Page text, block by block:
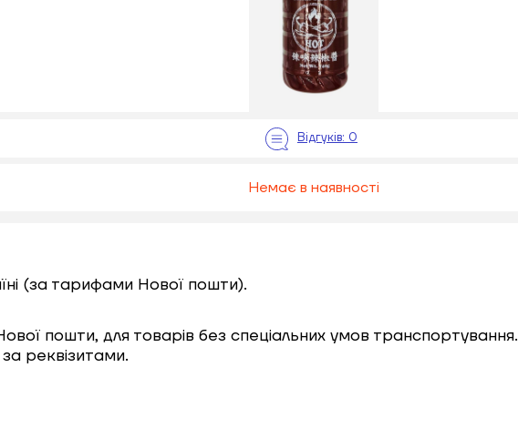
Немає в наявності
(за тарифами Нової пошти).
пошти, для товарів без спеціальних умов транспортування.
реквізитами.